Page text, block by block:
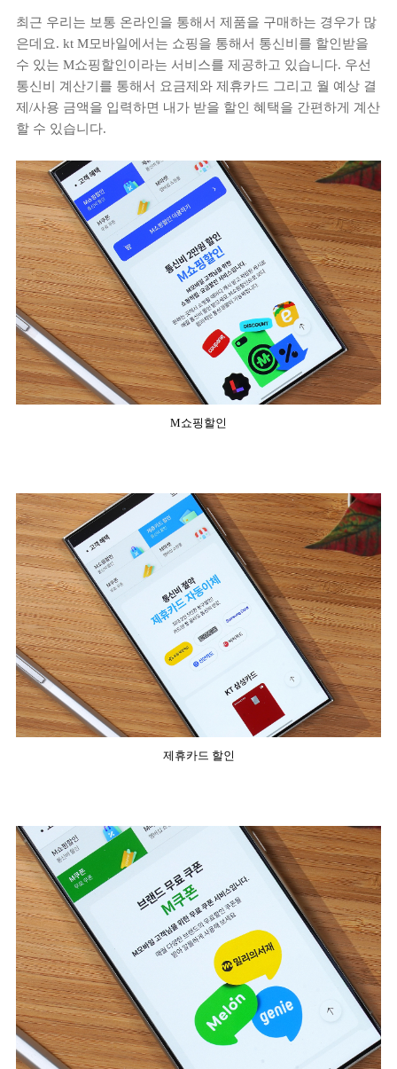
최근 우리는 보통 온라인을 통해서 제품을 구매하는 경우가 많
은데요. kt M모바일에서는 쇼핑을 통해서 통신비를 할인받을
수 있는 M쇼핑할인이라는 서비스를 제공하고 있습니다. 우선
통신비 계산기를 통해서 요금제와 제휴카드 그리고 월 예상 결
제/사용 금액을 입력하면 내가 받을 할인 혜택을 간편하게 계산
할 수 있습니다.
M쇼핑할인
제휴카드 할인